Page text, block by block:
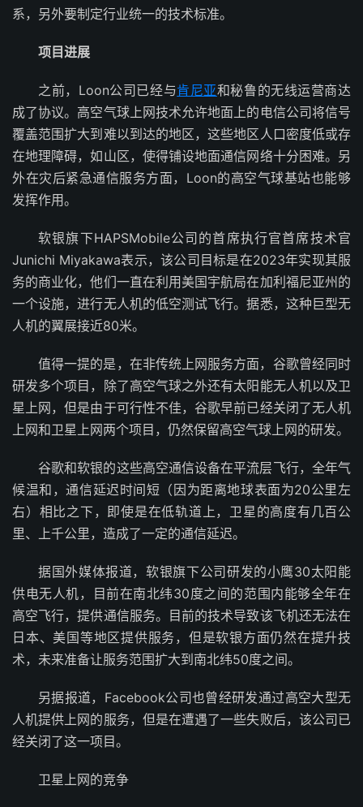
系，另外要制定行业统一的技术标准。
项目进展
之前，Loon公司已经与肯尼亚和秘鲁的无线运营商达
成了协议。高空气球上网技术允许地面上的电信公司将信号
覆盖范围扩大到难以到达的地区，这些地区人口密度低或存
在地理障碍，如山区，使得铺设地面通信网络十分困难。另
外在灾后紧急通信服务方面，Loon的高空气球基站也能够
发挥作用。
软银旗下HAPSMobile公司的首席执行官首席技术官
Junichi Miyakawa表示，该公司目标是在2023年实现其服
务的商业化，他们一直在利用美国宇航局在加利福尼亚州的
一个设施，进行无人机的低空测试飞行。据悉，这种巨型无
人机的翼展接近80米。
值得一提的是，在非传统上网服务方面，谷歌曾经同时
研发多个项目，除了高空气球之外还有太阳能无人机以及卫
星上网，但是由于可行性不佳，谷歌早前已经关闭了无人机
上网和卫星上网两个项目，仍然保留高空气球上网的研发。
谷歌和软银的这些高空通信设备在平流层飞行，全年气
候温和，通信延迟时间短（因为距离地球表面为20公里左
右）相比之下，即使是在低轨道上，卫星的高度有几百公
里、上千公里，造成了一定的通信延迟。
据国外媒体报道，软银旗下公司研发的小鹰30太阳能
供电无人机，目前在南北纬30度之间的范围内能够全年在
高空飞行，提供通信服务。目前的技术导致该飞机还无法在
日本、美国等地区提供服务，但是软银方面仍然在提升技
术，未来准备让服务范围扩大到南北纬50度之间。
另据报道，Facebook公司也曾经研发通过高空大型无
人机提供上网的服务，但是在遭遇了一些失败后，该公司已
经关闭了这一项目。
卫星上网的竞争